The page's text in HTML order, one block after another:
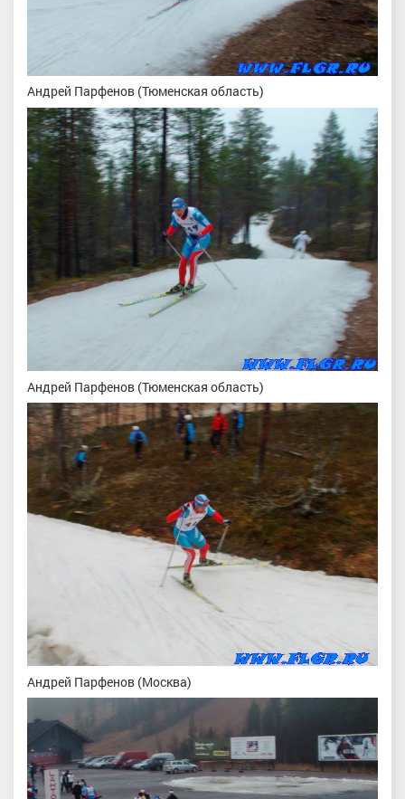
Андрей Парфенов (Тюменская область)
Андрей Парфенов (Тюменская область)
Андрей Парфенов (Москва)